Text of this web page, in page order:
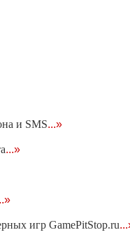
и SMS...»
...»
игр GamePitStop.ru